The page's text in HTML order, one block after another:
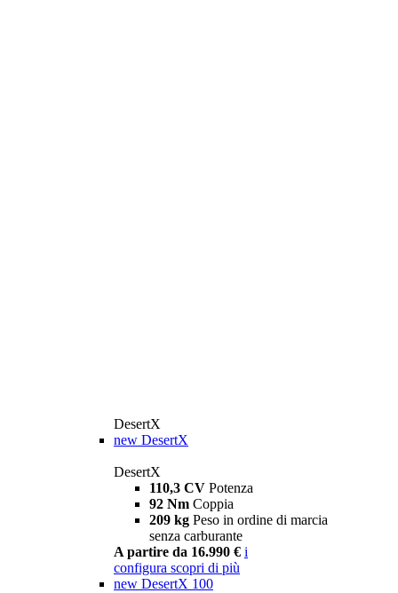
DesertX
new DesertX
DesertX
110,3 CV Potenza
92 Nm Coppia
209 kg Peso in ordine di marcia
senza carburante
A partire da 16.990 € i
configura scopri di più
new DesertX 100